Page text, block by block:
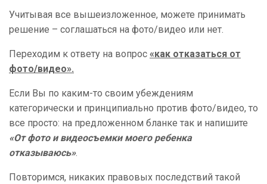
Учитывая все вышеизложенное, можете принимать
решение – соглашаться на фото/видео или нет.
Переходим к ответу на вопрос «как отказаться от
фото/видео».
Если Вы по каким-то своим убеждениям
категорически и принципиально против фото/видео, то
все просто: на предложенном бланке так и напишите
«От фото и видеосъемки моего ребенка
отказываюсь».
Повторимся, никаких правовых последствий такой